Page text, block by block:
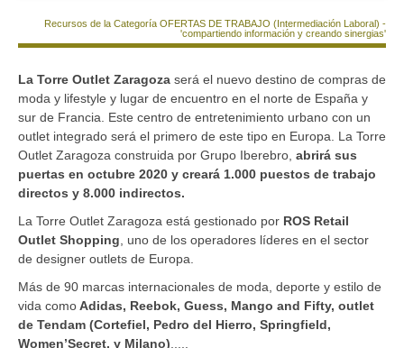
Recursos de la Categoría OFERTAS DE TRABAJO (Intermediación Laboral) -
'compartiendo información y creando sinergias'
La Torre Outlet Zaragoza será el nuevo destino de compras de
moda y lifestyle y lugar de encuentro en el norte de España y
sur de Francia. Este centro de entretenimiento urbano con un
outlet integrado será el primero de este tipo en Europa. La Torre
Outlet Zaragoza construida por Grupo Iberebro, abrirá sus
puertas en octubre 2020 y creará 1.000 puestos de trabajo
directos y 8.000 indirectos.
La Torre Outlet Zaragoza está gestionado por ROS Retail
Outlet Shopping , uno de los operadores líderes en el sector
de designer outlets de Europa.
Más de 90 marcas internacionales de moda, deporte y estilo de
vida comoAdidas, Reebok, Guess, Mango and Fifty, outlet
de Tendam (Cortefiel, Pedro del Hierro, Springfield,
Women’Secret, y Milano)